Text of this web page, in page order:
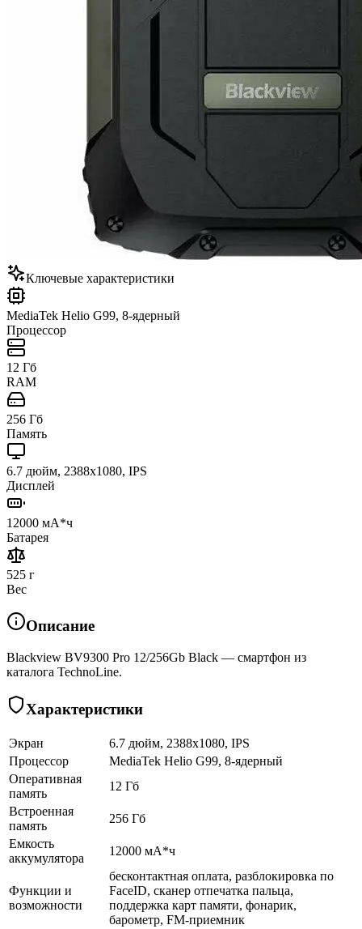
Ключевые характеристики
MediaTek Helio G99, 8-ядерный
Процессор
12 Гб
RAM
256 Гб
Память
6.7 дюйм, 2388x1080, IPS
Дисплей
12000 мА*ч
Батарея
525 г
Вес
Описание
Blackview BV9300 Pro 12/256Gb Black — смартфон из
каталога TechnoLine.
Характеристики
Экран
6.7 дюйм, 2388x1080, IPS
Процессор
MediaTek Helio G99, 8-ядерный
Оперативная
память
12 Гб
Встроенная
память
256 Гб
Емкость
аккумулятора
12000 мА*ч
Функции и
возможности
бесконтактная оплата, разблокировка по
FaceID, сканер отпечатка пальца,
поддержка карт памяти, фонарик,
барометр, FM-приемник